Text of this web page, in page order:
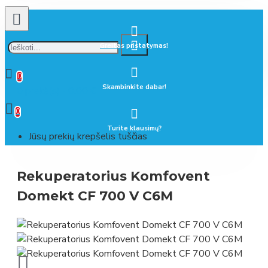
0
0
Jūsų prekių krepšelis tuščias
Greitas pristatymas!
Skambinkite dabar!
Turite klausimų?
Rekuperatorius Komfovent
Domekt CF 700 V C6M